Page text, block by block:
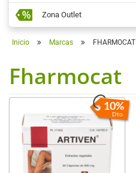
Zona Outlet
Inicio Marcas FHARMOCAT
Fharmocat
10%
Dto.